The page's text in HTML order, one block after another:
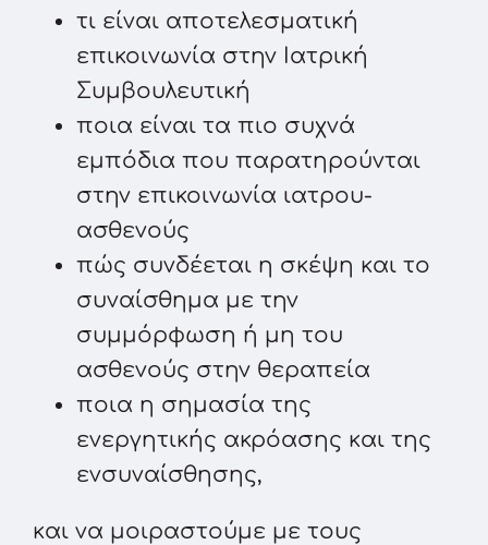
τι είναι αποτελεσματική
επικοινωνία στην Ιατρική
Συμβουλευτική
ποια είναι τα πιο συχνά
εμπόδια που παρατηρούνται
στην επικοινωνία ιατρου-
ασθενούς
πώς συνδέεται η σκέψη και το
συναίσθημα με την
συμμόρφωση ή μη του
ασθενούς στην θεραπεία
ποια η σημασία της
ενεργητικής ακρόασης και της
ενσυναίσθησης,
και να μοιραστούμε με τους